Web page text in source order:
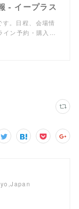
- イープラス
。日程、会場情
イン予約・購入…